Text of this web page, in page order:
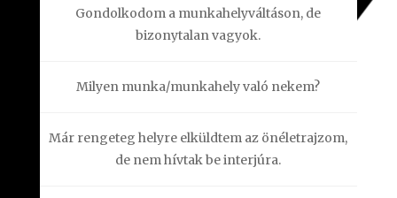
Gondolkodom a munkahelyváltáson, de
bizonytalan vagyok.
Milyen munka/munkahely való nekem?
Már rengeteg helyre elküldtem az önéletrajzom,
de nem hívtak be interjúra.